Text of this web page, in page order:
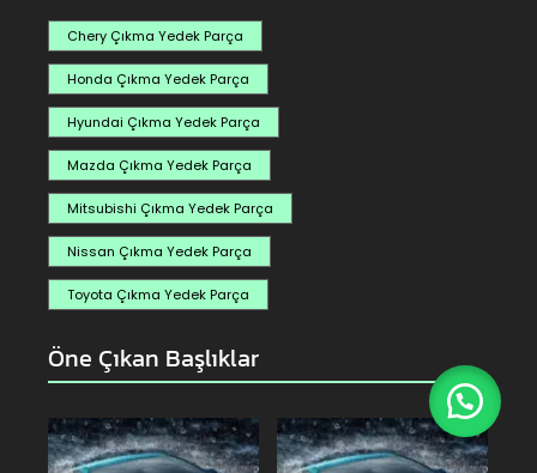
Chery Çıkma Yedek Parça
Honda Çıkma Yedek Parça
Hyundai Çıkma Yedek Parça
Mazda Çıkma Yedek Parça
Mitsubishi Çıkma Yedek Parça
Nissan Çıkma Yedek Parça
Toyota Çıkma Yedek Parça
Öne Çıkan Başlıklar